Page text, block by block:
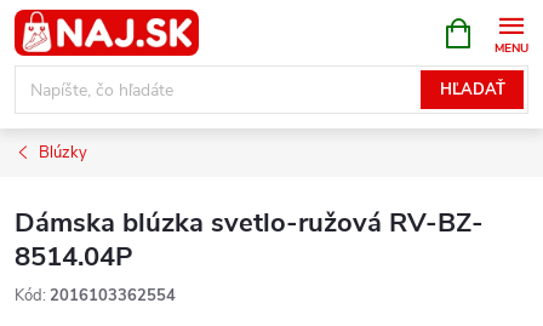
Prejsť
na
obsah
HĽADAŤ
KOŠÍK
Blúzky
Dámska blúzka svetlo-ružová RV-BZ-
8514.04P
Kód: 2016103362554